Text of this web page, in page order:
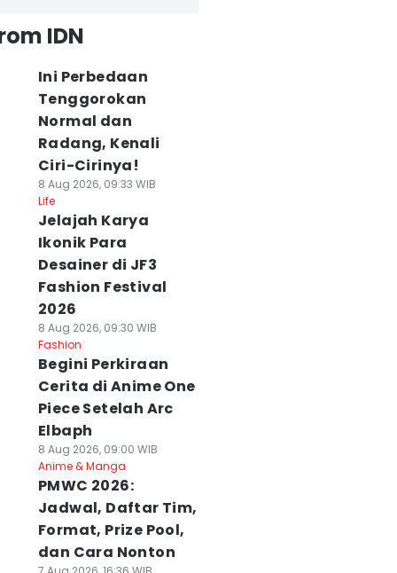
IDN
Ini Perbedaan
Tenggorokan
Normal dan
Radang, Kenali
Ciri-Cirinya!
8 Aug 2026, 09:33 WIB
Life
Jelajah Karya
Ikonik Para
Desainer di JF3
Fashion Festival
2026
8 Aug 2026, 09:30 WIB
Fashion
Begini Perkiraan
Cerita di Anime One
Piece Setelah Arc
Elbaph
8 Aug 2026, 09:00 WIB
Anime & Manga
PMWC 2026:
Jadwal, Daftar Tim,
Format, Prize Pool,
dan Cara Nonton